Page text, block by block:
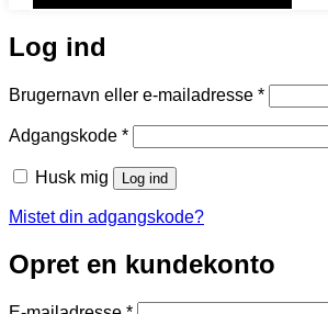
Log ind
Brugernavn eller e-mailadresse *Påkrævet
Adgangskode *Påkrævet
Husk mig Log ind
Mistet din adgangskode?
Opret en kundekonto
Påkrævet